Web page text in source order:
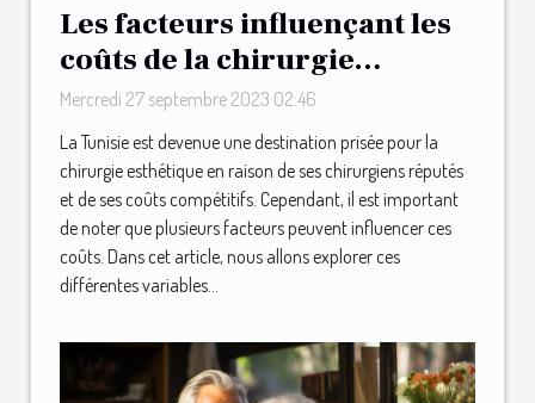
Les facteurs influençant les
coûts de la chirurgie
esthétique en Tunisie
Mercredi 27 septembre 2023 02:46
La Tunisie est devenue une destination prisée pour la
chirurgie esthétique en raison de ses chirurgiens réputés
et de ses coûts compétitifs. Cependant, il est important
de noter que plusieurs facteurs peuvent influencer ces
coûts. Dans cet article, nous allons explorer ces
différentes variables...